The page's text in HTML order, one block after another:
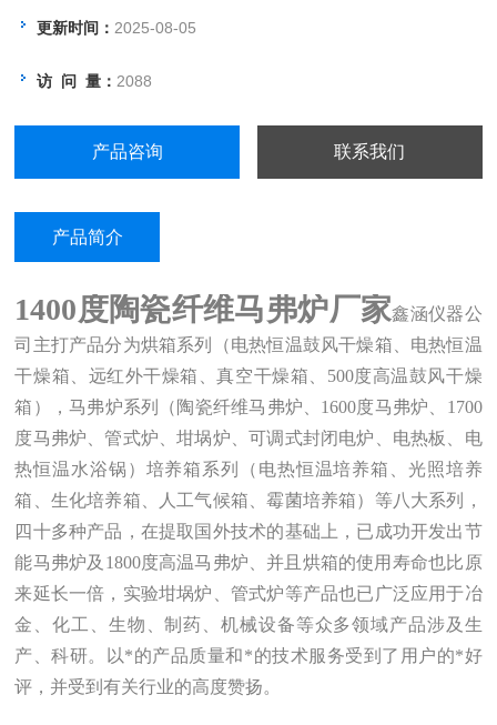
更新时间： 2025-08-05
访 问 量： 2088
产品咨询 联系我们
产品简介
1400度陶瓷纤维马弗炉厂家鑫涵仪器公
司主打产品分为烘箱系列（电热恒温鼓风干燥箱、电热恒温
干燥箱、远红外干燥箱、真空干燥箱、500度高温鼓风干燥
箱），马弗炉系列（陶瓷纤维马弗炉、1600度马弗炉、1700
度马弗炉、管式炉、坩埚炉、可调式封闭电炉、电热板、电
热恒温水浴锅）培养箱系列（电热恒温培养箱、光照培养
箱、生化培养箱、人工气候箱、霉菌培养箱）等八大系列，
四十多种产品，在提取国外技术的基础上，已成功开发出节
能马弗炉及1800度高温马弗炉、并且烘箱的使用寿命也比原
来延长一倍，实验坩埚炉、管式炉等产品也已广泛应用于冶
金、化工、生物、制药、机械设备等众多领域产品涉及生
产、科研。以*的产品质量和*的技术服务受到了用户的*好
评，并受到有关行业的高度赞扬。